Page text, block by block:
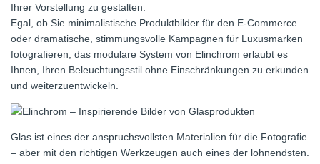
Ihrer Vorstellung zu gestalten.
Egal, ob Sie minimalistische Produktbilder für den E-Commerce
oder dramatische, stimmungsvolle Kampagnen für Luxusmarken
fotografieren, das modulare System von Elinchrom erlaubt es
Ihnen, Ihren Beleuchtungsstil ohne Einschränkungen zu erkunden
und weiterzuentwickeln.
Glas ist eines der anspruchsvollsten Materialien für die Fotografie
– aber mit den richtigen Werkzeugen auch eines der lohnendsten.